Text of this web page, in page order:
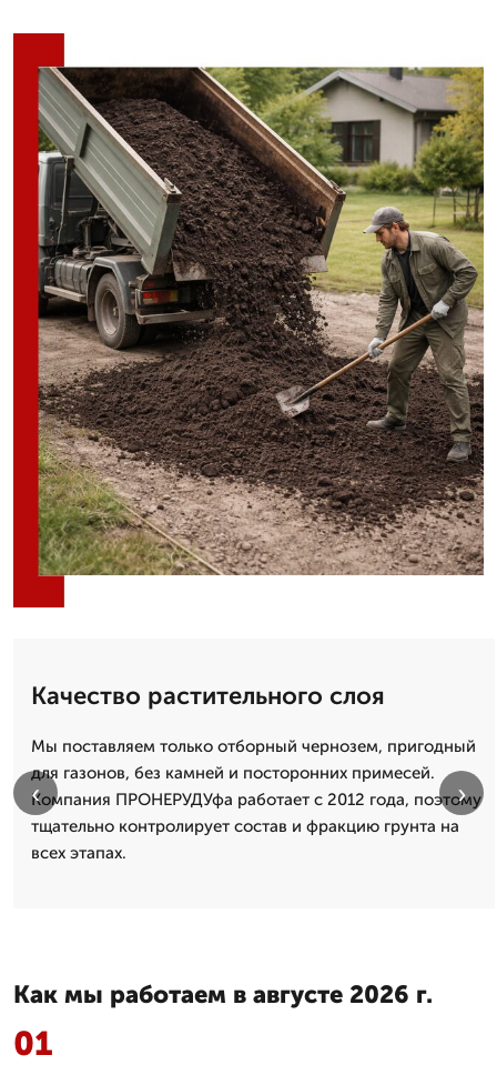
Качество растительного слоя
Мы поставляем только отборный чернозем, пригодный
для газонов, без камней и посторонних примесей.
Компания ПРОНЕРУДУфа работает с 2012 года, поэтому
тщательно контролирует состав и фракцию грунта на
всех этапах.
‹ ›
Как мы работаем в августе 2026 г.
01